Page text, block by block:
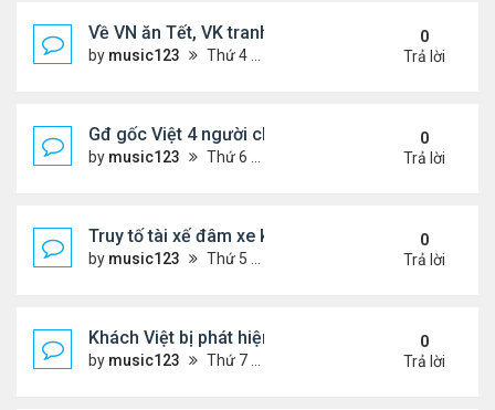
Về VN ăn Tết, VK tranh thủ làm đẹp, chữa hiếm
by music123 Thứ 4 Tháng 2 11, 2026 7:47 pm
0
Trả lời
Gđ gốc Việt 4 người chết ở Canada năm 2023...
by music123 Thứ 6 Tháng 2 06, 2026 6:09 pm
0
Trả lời
Truy tố tài xế đâm xe khiến hai anh em song sinh
by music123 Thứ 5 Tháng 2 05, 2026 7:04 pm
0
Trả lời
Khách Việt bị phát hiện giấu hạt giống rau trong
by music123 Thứ 7 Tháng 1 31, 2026 3:54 pm
0
Trả lời